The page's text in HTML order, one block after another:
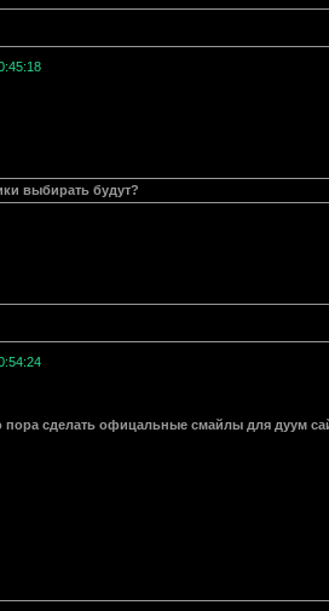
выбирать будут?
сделать офицальные смайлы для дуум